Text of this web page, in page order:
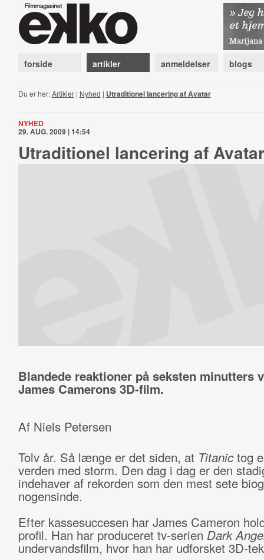
forside artikler anmeldelser blogs
Du er her:Artikler| Nyhed | Utraditionel lancering af Avatar
NYHED
29. AUG. 2009 | 14:54
Utraditionel lancering af Avatar
Blandede reaktioner på seksten minutters
James Camerons 3D-film.
Af Niels Petersen
Tolv år. Så længe er det siden, at Titanictog
verden med storm. Den dag i dag er den
indehaver af rekorden som den mest sete
nogensinde.
Efter kassesuccesen har James Cameron
profil. Han har produceret tv-serien Dark
undervandsfilm, hvor han har udforsket 3D-